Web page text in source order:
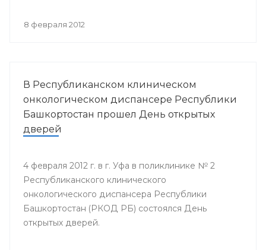
эту печальную категорию.
8 февраля 2012
В Республиканском клиническом
онкологическом диспансере Республики
Башкортостан прошел День открытых
дверей
4 февраля 2012 г. в г. Уфа в поликлинике № 2
Республиканского клинического
онкологического диспансера Республики
Башкортостан (РКОД РБ) состоялся День
открытых дверей.